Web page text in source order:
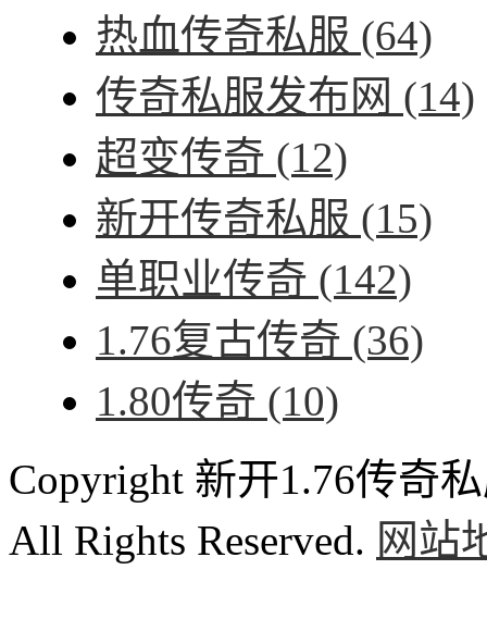
热血传奇私服 (64)
传奇私服发布网 (14)
超变传奇 (12)
新开传奇私服 (15)
单职业传奇 (142)
1.76复古传奇 (36)
1.80传奇 (10)
Copyright 新开1.76传奇
All Rights Reserved. 网站